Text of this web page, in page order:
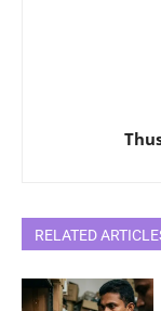
RELATED